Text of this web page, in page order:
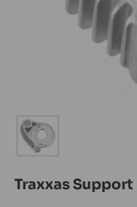
Traxxas